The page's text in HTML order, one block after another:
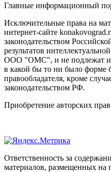
Главные информационный
Исключительные права на
интернет-сайте
законодательством
результатов
ООО "ОМС", и не подлежат
в какой бы то ни было форме
правообладателя, кроме
законодательством РФ.
Приобретение авторских
Ответственность за
материалов, размещенных на